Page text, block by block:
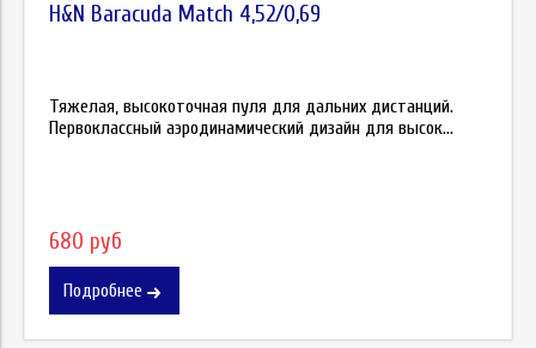
H&N Baracuda Match 4,52/0,69
Тяжелая, высокоточная пуля для дальних дистанций.
Первоклассный аэродинамический дизайн для высок...
680 руб
Подробнее